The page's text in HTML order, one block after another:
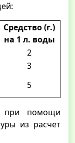
Средство (г.)
на 1 л. воды
2
3
5
при помощи
из расчет